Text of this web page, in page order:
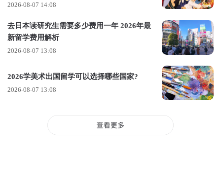
1. 日语教育(全球化学部)
优势：针对非母语者的日语教学研究，师资力量
强，与海外大学合作紧密，提供实践教学机会。
就业方向：日语教师、跨文化沟通顾问、国际机
2. 环境学(工学部)
2026-08-07 14:08
去日本读研究生需要多少费用一年 2026年最
新留学费用解析
2026-08-07 13:08
2026学美术出国留学可以选择哪些国家?
2026-08-07 13:08